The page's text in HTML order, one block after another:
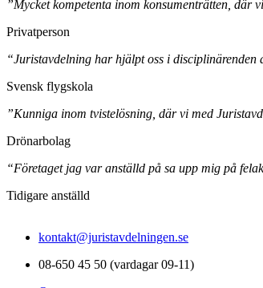
”Mycket kompetenta inom konsumenträtten, där
Privatperson
“Juristavdelning har hjälpt oss i disciplinärenden
Svensk flygskola
”Kunniga inom tvistelösning, där vi med
Drönarbolag
“Företaget jag var anställd på sa upp mig på
Tidigare anställd
kontakt@juristavdelningen.se
08-650 45 50 (vardagar 09-11)